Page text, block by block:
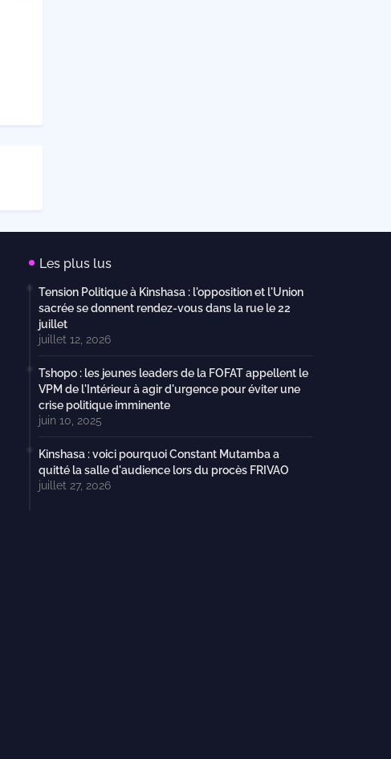
Les plus lus
Tension Politique à Kinshasa : l'opposition et l'Union
sacrée se donnent rendez-vous dans la rue le 22
juillet
juillet 12, 2026
Tshopo : les jeunes leaders de la FOFAT appellent le
VPM de l'Intérieur à agir d'urgence pour éviter une
crise politique imminente
juin 10, 2025
Kinshasa : voici pourquoi Constant Mutamba a
quitté la salle d'audience lors du procès FRIVAO
juillet 27, 2026